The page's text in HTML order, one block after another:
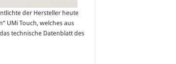
der Hersteller heute
UMi Touch, welches aus
technische Datenblatt des